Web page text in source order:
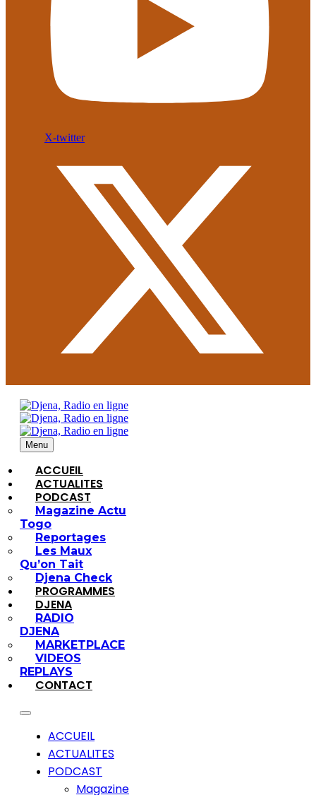
X-twitter
Menu
ACCUEIL
ACTUALITES
PODCAST
Magazine Actu
Togo
Reportages
Les Maux
Qu’on Tait
Djena Check
PROGRAMMES
DJENA
RADIO
DJENA
MARKETPLACE
VIDEOS
REPLAYS
CONTACT
ACCUEIL
ACTUALITES
PODCAST
Magazine